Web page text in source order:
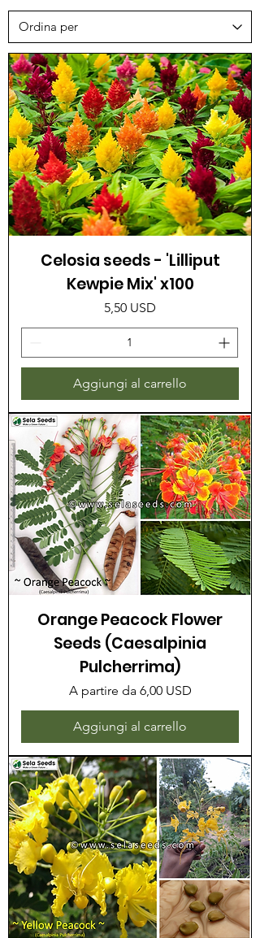
Celosia seeds - 'Lilliput
Kewpie Mix' x100
Prezzo
5,50 USD
Aggiungi al carrello
Orange Peacock Flower
Seeds (Caesalpinia
Pulcherrima)
A partire da 6,00 USD
Prezzo scontato
Aggiungi al carrello